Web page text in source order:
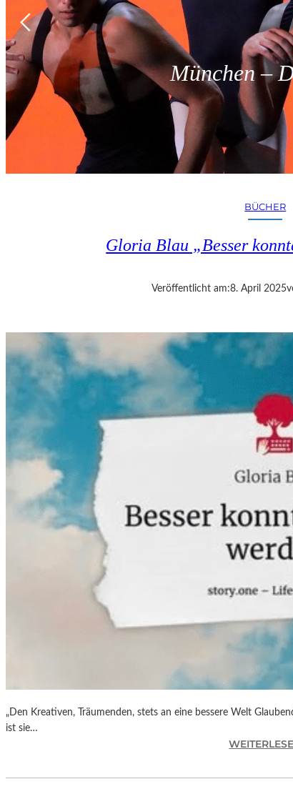
München –
BÜCHER
Gloria Blau „Besser
Veröffentlicht am:8. April 2025
„Den Kreativen, Träumenden, stets an eine bessere Welt
ist sie…